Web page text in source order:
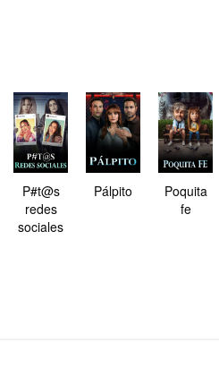
P#t@s
redes
sociales
Pálpito
Poquita
fe